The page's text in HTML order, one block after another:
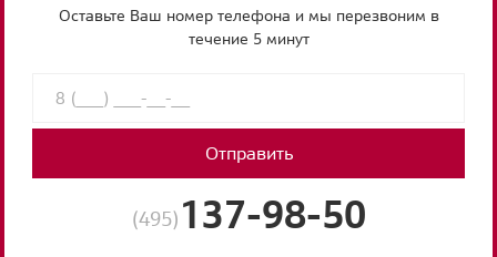
Оставьте Ваш номер телефона и мы перезвоним в
течение 5 минут
Отправить
(495) 137-98-50